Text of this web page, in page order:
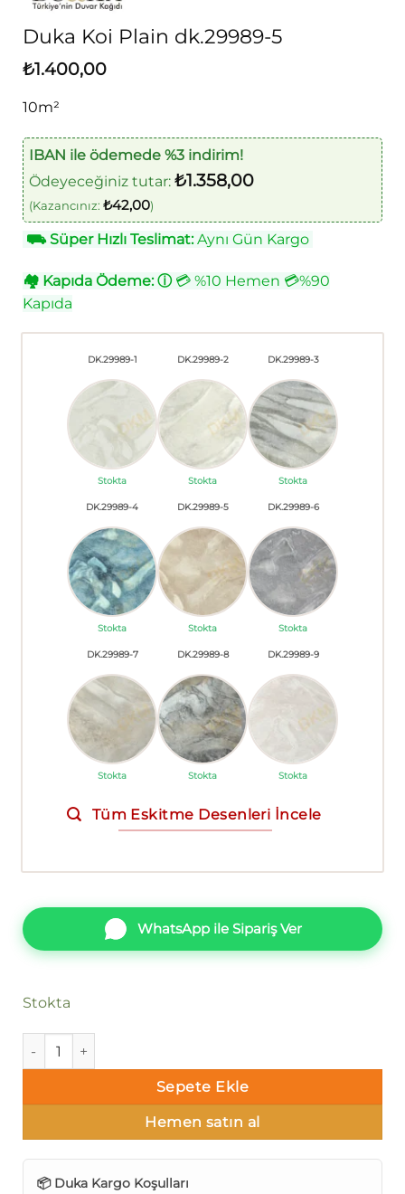
Duka Koi Plain dk.29989-5
₺1.400,00
10m²
IBAN ile ödemede %3 indirim!
Ödeyeceğiniz tutar: ₺1.358,00
(Kazancınız: ₺42,00)
⛟Süper Hızlı Teslimat:Aynı Gün Kargo
🏘 Kapıda Ödeme: ⓘ💳 %10 Hemen 💳%90
Kapıda
DK.29989-1
Stokta
DK.29989-2
Stokta
DK.29989-3
Stokta
DK.29989-4
Stokta
DK.29989-5
Stokta
DK.29989-6
Stokta
DK.29989-7
Stokta
DK.29989-8
Stokta
DK.29989-9
Stokta
Tüm Eskitme Desenleri İncele
WhatsApp ile Sipariş Ver
Stokta
Duka Koi Plain dk.29989-5 adet
Sepete Ekle
Hemen satın al
📦 Duka Kargo Koşulları